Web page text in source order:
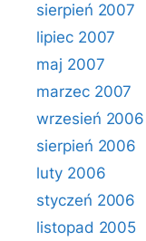
sierpień 2007
lipiec 2007
maj 2007
marzec 2007
wrzesień 2006
sierpień 2006
luty 2006
styczeń 2006
listopad 2005